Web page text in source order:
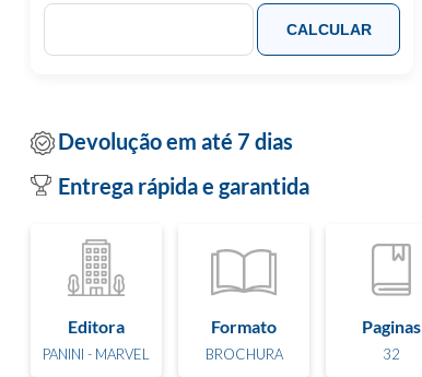
CALCULAR
Devolução em até 7 dias
Entrega rápida e garantida
Editora
PANINI - MARVEL
Formato
BROCHURA
Paginas
32